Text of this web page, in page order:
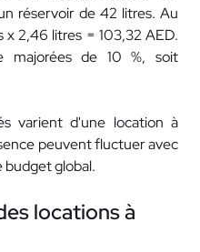
réservoir de 42 litres. Au
x 2,46 litres = 103,32 AED.
majorées de 10 %, soit
varient d'une location à
peuvent fluctuer avec
budget global.
locations à